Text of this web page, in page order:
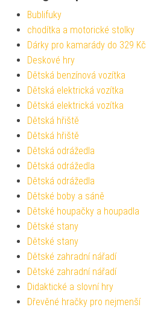
Bublifuky
chodítka a motorické stolky
Dárky pro kamarády do 329 Kč
Deskové hry
Dětská benzínová vozítka
Dětská elektrická vozítka
Dětská elektrická vozítka
Dětská hřiště
Dětská hřiště
Dětská odrážedla
Dětská odrážedla
Dětská odrážedla
Dětské boby a sáně
Dětské houpačky a houpadla
Dětské stany
Dětské stany
Dětské zahradní nářadí
Dětské zahradní nářadí
Didaktické a slovní hry
Dřevěné hračky pro nejmenší